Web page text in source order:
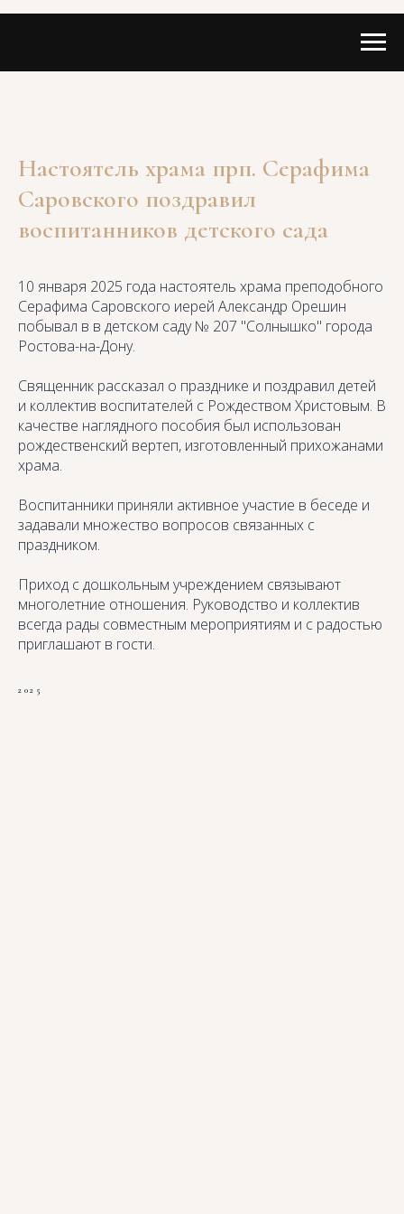
Настоятель храма прп. Серафима
Саровского поздравил
воспитанников детского сада
10 января 2025 года настоятель храма преподобного
Серафима Саровского иерей Александр Орешин
побывал в в детском саду № 207 "Солнышко" города
Ростова-на-Дону.
Священник рассказал о празднике и поздравил детей
и коллектив воспитателей с Рождеством Христовым. В
качестве наглядного пособия был использован
рождественский вертеп, изготовленный прихожанами
храма.
Воспитанники приняли активное участие в беседе и
задавали множество вопросов связанных с
праздником.
Приход с дошкольным учреждением связывают
многолетние отношения. Руководство и коллектив
всегда рады совместным мероприятиям и с радостью
приглашают в гости.
2025